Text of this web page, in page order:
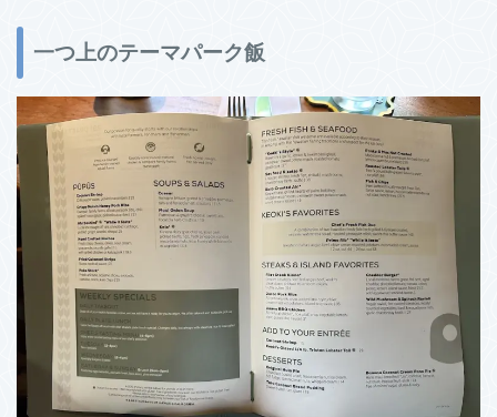
一つ上のテーマパーク飯